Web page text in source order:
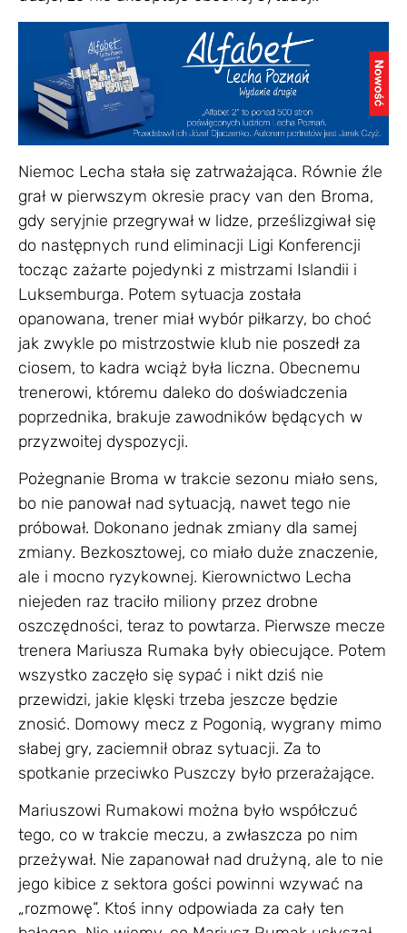
Niemoc Lecha stała się zatrważająca. Równie źle
grał w pierwszym okresie pracy van den Broma,
gdy seryjnie przegrywał w lidze, prześlizgiwał się
do następnych rund eliminacji Ligi Konferencji
tocząc zażarte pojedynki z mistrzami Islandii i
Luksemburga. Potem sytuacja została
opanowana, trener miał wybór piłkarzy, bo choć
jak zwykle po mistrzostwie klub nie poszedł za
ciosem, to kadra wciąż była liczna. Obecnemu
trenerowi, któremu daleko do doświadczenia
poprzednika, brakuje zawodników będących w
przyzwoitej dyspozycji.
Pożegnanie Broma w trakcie sezonu miało sens,
bo nie panował nad sytuacją, nawet tego nie
próbował. Dokonano jednak zmiany dla samej
zmiany. Bezkosztowej, co miało duże znaczenie,
ale i mocno ryzykownej. Kierownictwo Lecha
niejeden raz traciło miliony przez drobne
oszczędności, teraz to powtarza. Pierwsze mecze
trenera Mariusza Rumaka były obiecujące. Potem
wszystko zaczęło się sypać i nikt dziś nie
przewidzi, jakie klęski trzeba jeszcze będzie
znosić. Domowy mecz z Pogonią, wygrany mimo
słabej gry, zaciemnił obraz sytuacji. Za to
spotkanie przeciwko Puszczy było przerażające.
Mariuszowi Rumakowi można było współczuć
tego, co w trakcie meczu, a zwłaszcza po nim
przeżywał. Nie zapanował nad drużyną, ale to nie
jego kibice z sektora gości powinni wzywać na
„rozmowę”. Ktoś inny odpowiada za cały ten